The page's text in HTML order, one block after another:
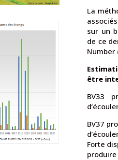
La
sur un
de ce
Number
être
BV33
BV37
Forte